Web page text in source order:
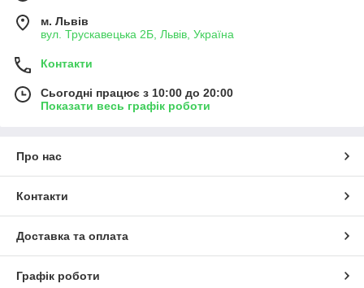
м. Львів
вул. Трускавецька 2Б, Львів, Україна
Контакти
Сьогодні працює з 10:00 до 20:00
Показати весь графік роботи
Про нас
Контакти
Доставка та оплата
Графік роботи